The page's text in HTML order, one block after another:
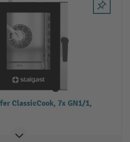
ClassicCook, 7x GN1/1,